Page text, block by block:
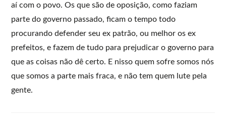
aí com o povo. Os que são de oposição, como faziam
parte do governo passado, ficam o tempo todo
procurando defender seu ex patrão, ou melhor os ex
prefeitos, e fazem de tudo para prejudicar o governo para
que as coisas não dê certo. E nisso quem sofre somos nós
que somos a parte mais fraca, e não tem quem lute pela
gente.